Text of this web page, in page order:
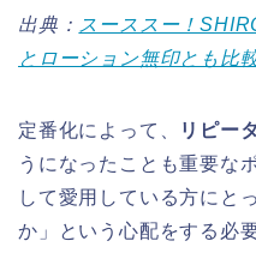
出典： スーススー！
とローション無印とも比
定番化によって、 リピー
うになったことも重要な
して愛用している方にと
か」という心配をする必